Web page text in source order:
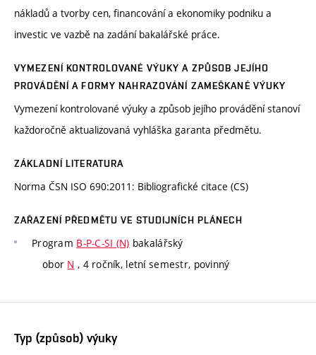
nákladů a tvorby cen, financování a ekonomiky podniku a
investic ve vazbě na zadání bakalářské práce.
VYMEZENÍ KONTROLOVANÉ VÝUKY A ZPŮSOB JEJÍHO
PROVÁDĚNÍ A FORMY NAHRAZOVÁNÍ ZAMEŠKANÉ VÝUKY
Vymezení kontrolované výuky a způsob jejího provádění stanoví
každoročně aktualizovaná vyhláška garanta předmětu.
ZÁKLADNÍ LITERATURA
Norma ČSN ISO 690:2011: Bibliografické citace (CS)
ZAŘAZENÍ PŘEDMĚTU VE STUDIJNÍCH PLÁNECH
Program B-P-C-SI (N) bakalářský
obor N , 4 ročník, letní semestr, povinný
Typ (způsob) výuky